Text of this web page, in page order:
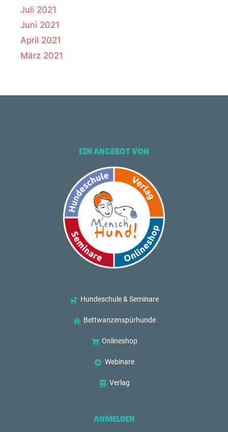
Juli 2021
Juni 2021
April 2021
März 2021
EIN ANGEBOT VON
Hundeschule & Seminare
Bettwanzenspürhunde
Onlineshop
Webinare
Verlag
ANMELDEN